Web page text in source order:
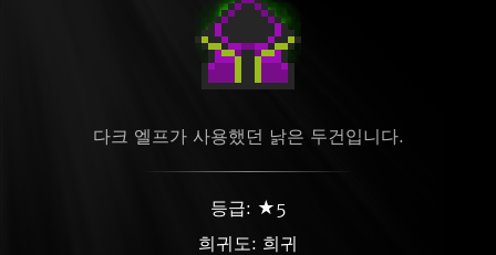
다크 엘프가 사용했던 낡은 두건입니다.
등급: ★5
희귀도: 희귀